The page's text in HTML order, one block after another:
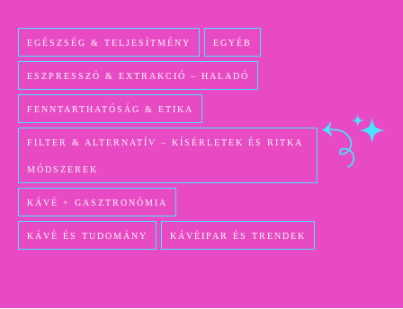
EGÉSZSÉG & TELJESÍTMÉNY EGYÉB
ESZPRESSZÓ & EXTRAKCIÓ – HALADÓ
FENNTARTHATÓSÁG & ETIKA
FILTER & ALTERNATÍV – KÍSÉRLETEK ÉS RITKA
MÓDSZEREK
KÁVÉ + GASZTRONÓMIA
KÁVÉ ÉS TUDOMÁNY KÁVÉIPAR ÉS TRENDEK